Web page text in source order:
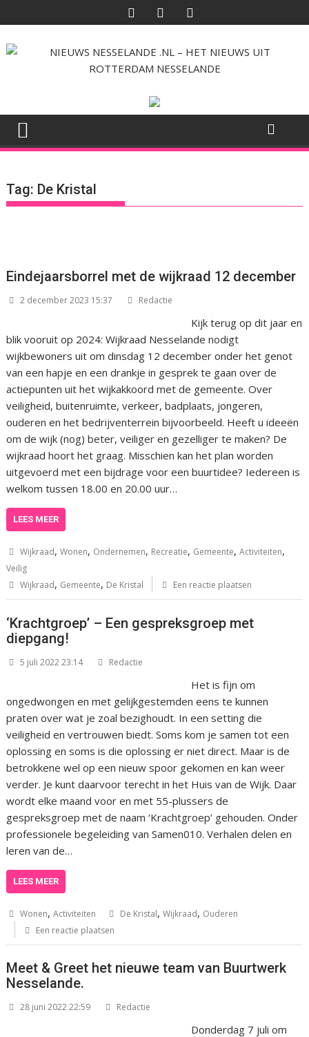
naar
de
inhoud
Tag: De Kristal
Eindejaarsborrel met de wijkraad 12 december
2 december 2023 15:37 Redactie
Kijk terug op dit jaar en
blik vooruit op 2024: Wijkraad Nesselande nodigt
wijkbewoners uit om dinsdag 12 december onder het genot
van een hapje en een drankje in gesprek te gaan over de
actiepunten uit het wijkakkoord met de gemeente. Over
veiligheid, buitenruimte, verkeer, badplaats, jongeren,
ouderen en het bedrijventerrein bijvoorbeeld. Heeft u ideeën
om de wijk (nog) beter, veiliger en gezelliger te maken? De
wijkraad hoort het graag. Misschien kan het plan worden
uitgevoerd met een bijdrage voor een buurtidee? Iedereen is
welkom tussen 18.00 en 20.00 uur…
LEES MEER
Wijkraad,Wonen, Ondernemen, Recreatie, Gemeente,Activiteiten,
Veilig
Wijkraad, Gemeente, De Kristal Een reactie plaatsen
‘Krachtgroep’ – Een gespreksgroep met
diepgang!
5 juli 2022 23:14 Redactie
Het is fijn om
ongedwongen en met gelijkgestemden eens te kunnen
praten over wat je zoal bezighoudt. In een setting die
veiligheid en vertrouwen biedt. Soms kom je samen tot een
oplossing en soms is die oplossing er niet direct. Maar is de
betrokkene wel op een nieuw spoor gekomen en kan weer
verder. Je kunt daarvoor terecht in het Huis van de Wijk. Daar
wordt elke maand voor en met 55-plussers de
gespreksgroep met de naam ‘Krachtgroep’ gehouden. Onder
professionele begeleiding van Samen010. Verhalen delen en
leren van de…
LEES MEER
Wonen,Activiteiten De Kristal,Wijkraad, Ouderen
Een reactie plaatsen
Meet & Greet het nieuwe team van Buurtwerk
Nesselande.
28 juni 2022 22:59 Redactie
Donderdag 7 juli om